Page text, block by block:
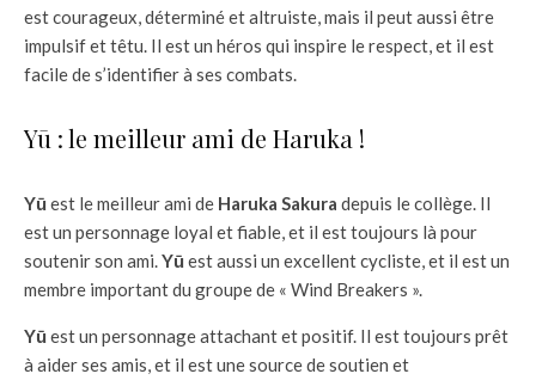
est courageux, déterminé et altruiste, mais il peut aussi être
impulsif et têtu. Il est un héros qui inspire le respect, et il est
facile de s’identifier à ses combats.
Yū : le meilleur ami de Haruka !
Yū est le meilleur ami de Haruka Sakura depuis le collège. Il
est un personnage loyal et fiable, et il est toujours là pour
soutenir son ami.Yū est aussi un excellent cycliste, et il est un
membre important du groupe de « Wind Breakers ».
Yū est un personnage attachant et positif. Il est toujours prêt
à aider ses amis, et il est une source de soutien et